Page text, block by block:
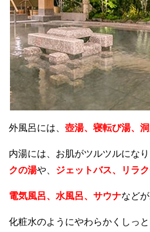
外風呂には、 壺湯、寝転び湯、
内湯には、お肌がツルツルにな
クの湯や、 ジェットバス、リラ
電気風呂、水風呂、サウナなどが
化粧水のようにやわらかくしっ